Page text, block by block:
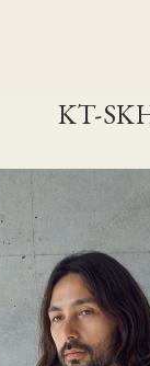
KT-